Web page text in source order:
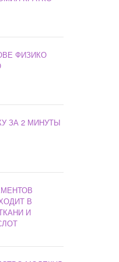
ФИЗИКО
ЗА 2 МИНУТЫ
В
И